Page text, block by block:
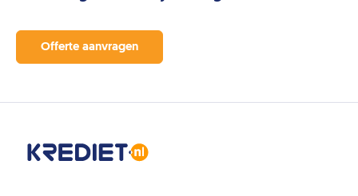
Offerte aanvragen